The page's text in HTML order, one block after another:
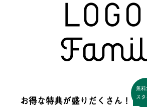
お得な特典が盛りだくさん！
無料
スタ